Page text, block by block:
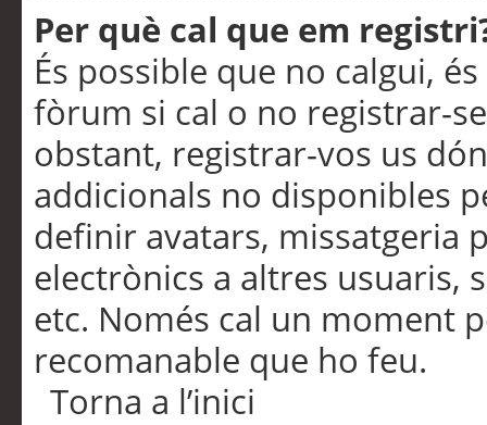
Per què cal que em
És possible que no calgui,
fòrum si cal o no registrar-
obstant, registrar-vos us
addicionals no disponibles
definir avatars, missatgeria
electrònics a altres usuaris,
etc. Només cal un moment
recomanable que ho feu.
Torna a l’inici